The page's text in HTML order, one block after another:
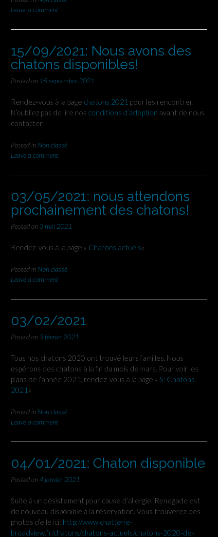
Leave a comment
15/09/2021: Nous avons des
chatons disponibles!
Posted on 15 septembre 2021
Rendez-vous à la page chatons 2021 pour les rencontrer.
N’oubliez pas de lire nos conditions d’adoption avant de nous
contacter
Posted in Non classé
Leave a comment
03/05/2021: nous attendons
prochainement des chatons!
Posted on 3 mai 2021
Rendez-vous à la page « Chatons actuels«
Posted in Non classé
Leave a comment
03/02/2021
Posted on 3 février 2021
Tous nos chatons 2020 ont trouvé leurs familles. Nous
espérons des chatons à la fin du mois de mars. Pour voir les
plans de l’année 2021, rendez-vous à la page « S: Chatons
2021 «
Posted in Non classé
Leave a comment
04/01/2021: Chaton disponible
Posted on4 janvier 2021
Suite à un désistement pour cause d’allergie, Renegade est
de nouveau disponible à la réservation. Vous trouverez des
photos d’elle ici: http://www.chatterie-
broadview.fr/chatons/chatons-actuels/chatons-2020-de-